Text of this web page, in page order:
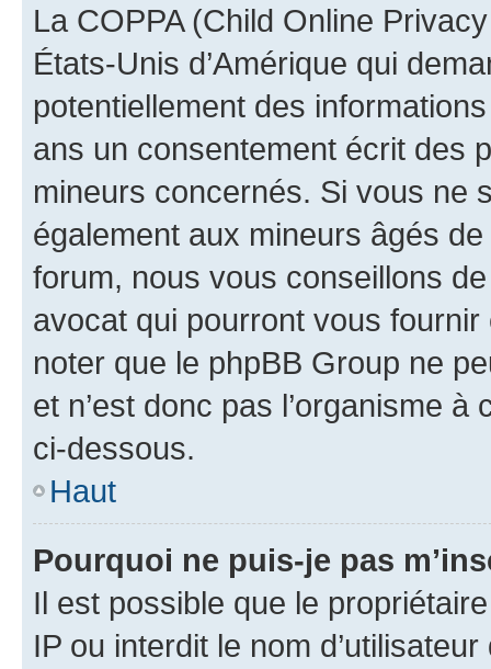
La COPPA (Child Online
États-Unis d’Amérique qui
potentiellement des
ans un consentement écrit des
mineurs concernés. Si vous ne
également aux mineurs âgés
forum, nous vous conseillons
avocat qui pourront vous
noter que le phpBB Group ne
et n’est donc pas l’organisme
ci-dessous.
Haut
Pourquoi ne puis-je pas
Il est possible que le
IP ou interdit le nom